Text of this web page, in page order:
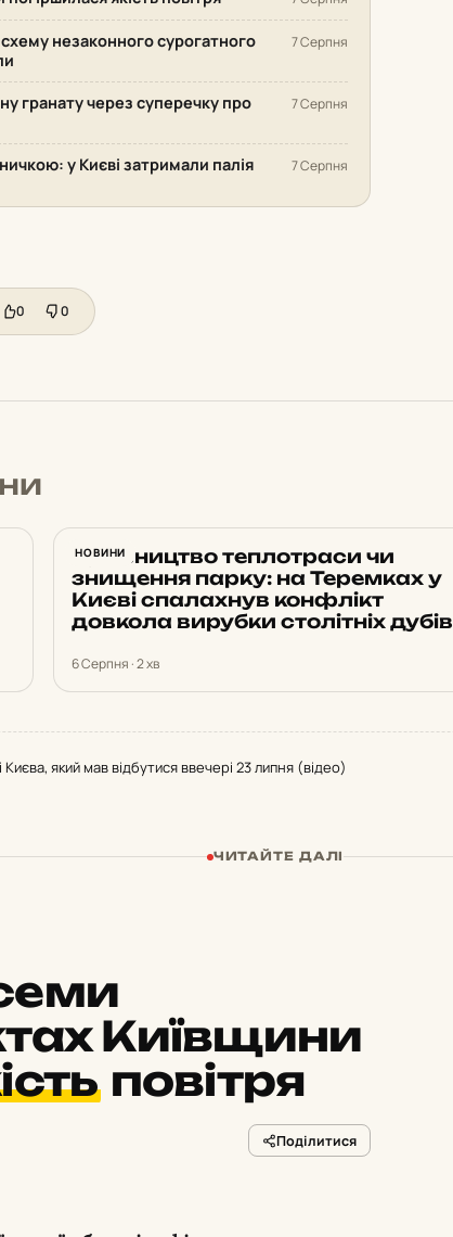
незаконного сурогатного
7 Серпня
гранату через суперечку про
7 Серпня
у Києві затримали палія 7 Серпня
0 0
НОВИНИ
Будівництво теплотраси чи
знищення парку: на Теремках у
Києві спалахнув конфлікт
довкола вирубки столітніх дубів
6 Серпня · 2 хв
який мав відбутися ввечері 23 липня (відео)
ЧИТАЙТЕ ДАЛІ
Київщини
повітря
Поділитися